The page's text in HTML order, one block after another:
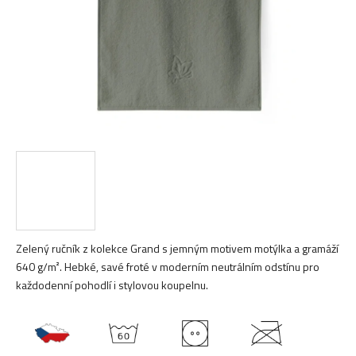
Zelený ručník z kolekce Grand s jemným motivem motýlka a gramáží
640 g/m². Hebké, savé froté v moderním neutrálním odstínu pro
každodenní pohodlí i stylovou koupelnu.